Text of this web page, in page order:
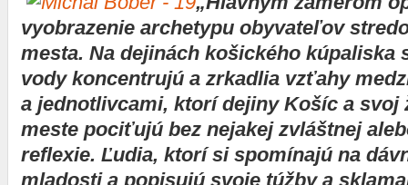
vyobrazenie archetypu obyvateľov
mesta. Na dejinách košického kúpaliska
vody koncentrujú a zrkadlia vzťahy
a jednotlivcami, ktorí dejiny Košíc a svoj
meste pociťujú bez nejakej zvláštnej
reflexie. Ľudia, ktorí si spomínajú na
mladosti a popisujú svoje túžby a